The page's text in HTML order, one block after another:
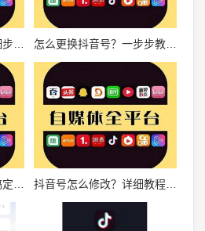
如何更换抖音号？超详细步骤教程来了！ 怎么更换抖音号？一步步教你轻松操作！
如何更改抖音号，三步搞定，轻松上手 抖音号怎么修改？详细教程教你轻松搞定